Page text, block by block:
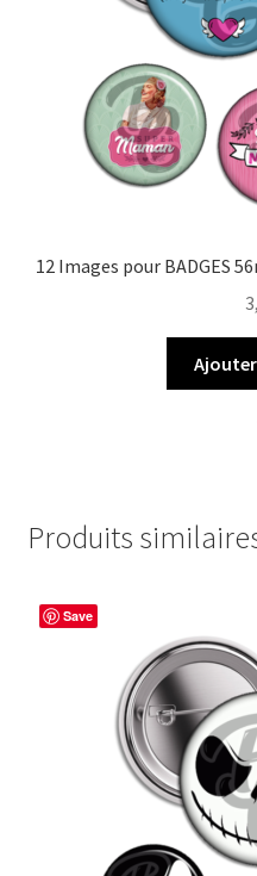
12 Images pour BADGES
Produits
Save